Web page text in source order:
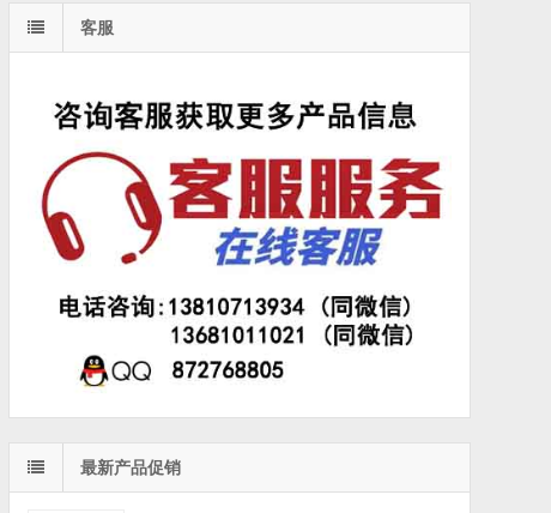
客服
最新产品促销